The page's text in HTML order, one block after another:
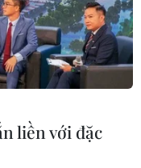
liền với đặc